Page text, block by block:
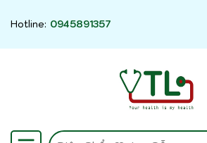
Hotline: 0945891357